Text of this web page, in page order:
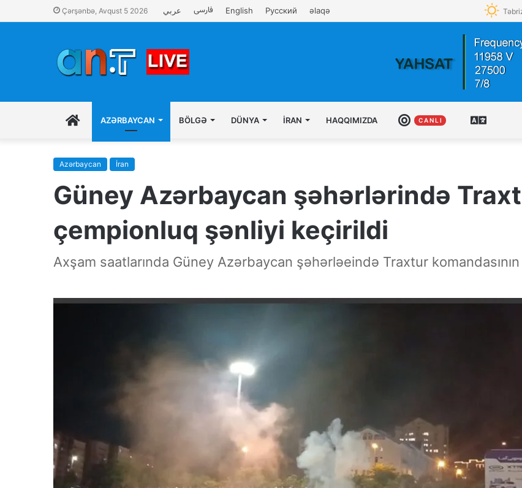
Çərşənbə, Avqust 5 2026 عربي فارسی English Русский əlaqə
İLK
SƏHIFƏ
AZƏRBAYCAN BÖLGƏ DÜNYA İRAN HAQQIMIZDA CANLI
C A N L I
Azərbaycan İran
Güney Azərbaycan şəhərlərində
çempionluq şənliyi keçirildi
Axşam saatlarında Güney Azərbaycan şəhərləeində Traxtur